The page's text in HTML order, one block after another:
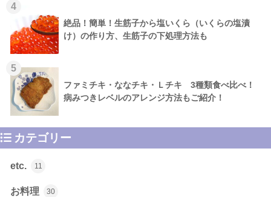
4
絶品！簡単！生筋子から塩いくら（いくらの塩漬
け）の作り方、生筋子の下処理方法も
5
ファミチキ・ななチキ・Ｌチキ 3種類食べ比べ！
病みつきレベルのアレンジ方法もご紹介！
カテゴリー
etc. 11
お料理 30